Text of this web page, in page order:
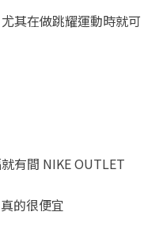
其在做跳耀運動時就可
有間 NIKE OUTLET
的很便宜